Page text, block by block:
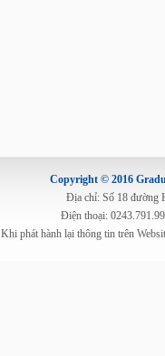
Copyright © 2016
Địa chỉ: Số 18 đường
Điện thoại:
Khi phát hành lại thông tin trên